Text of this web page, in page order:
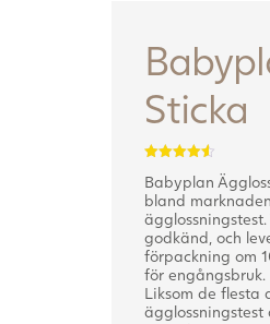
Sticka
4.52
av 5
Babyplan
bland
ägglossningstest.
godkänd, och
förpackning om
för engångsbruk.
Liksom de flesta
ägglossningstest